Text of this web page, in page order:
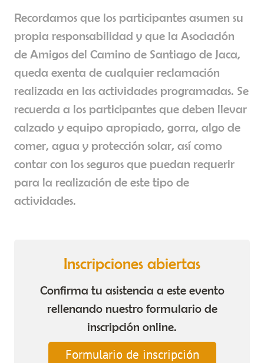
Recordamos que los participantes asumen su
propia responsabilidad y que la Asociación
de Amigos del Camino de Santiago de Jaca,
queda exenta de cualquier reclamación
realizada en las actividades programadas. Se
recuerda a los participantes que deben llevar
calzado y equipo apropiado, gorra, algo de
comer, agua y protección solar, así como
contar con los seguros que puedan requerir
para la realización de este tipo de
actividades.
Inscripciones abiertas
Confirma tu asistencia a este evento
rellenando nuestro formulario de
inscripción online.
Formulario de inscripción